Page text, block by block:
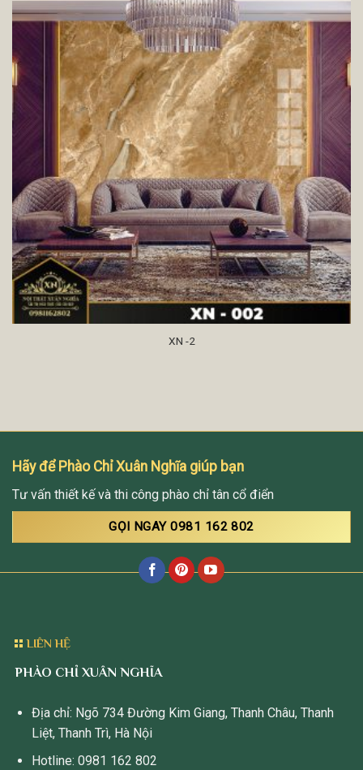
XN -2
Hãy để Phào Chỉ Xuân Nghĩa giúp bạn
Tư vấn thiết kế và thi công phào chỉ tân cổ điển
GỌI NGAY 0981 162 802
LIÊN HỆ
PHÀO CHỈ XUÂN NGHĨA
Địa chỉ: Ngõ 734 Đường Kim Giang, Thanh Châu, Thanh
Liệt, Thanh Trì, Hà Nội
Hotline: 0981 162 802